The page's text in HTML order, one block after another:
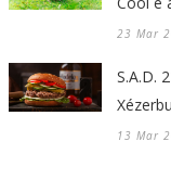
23 Mar
S.A.D.
13 Mar